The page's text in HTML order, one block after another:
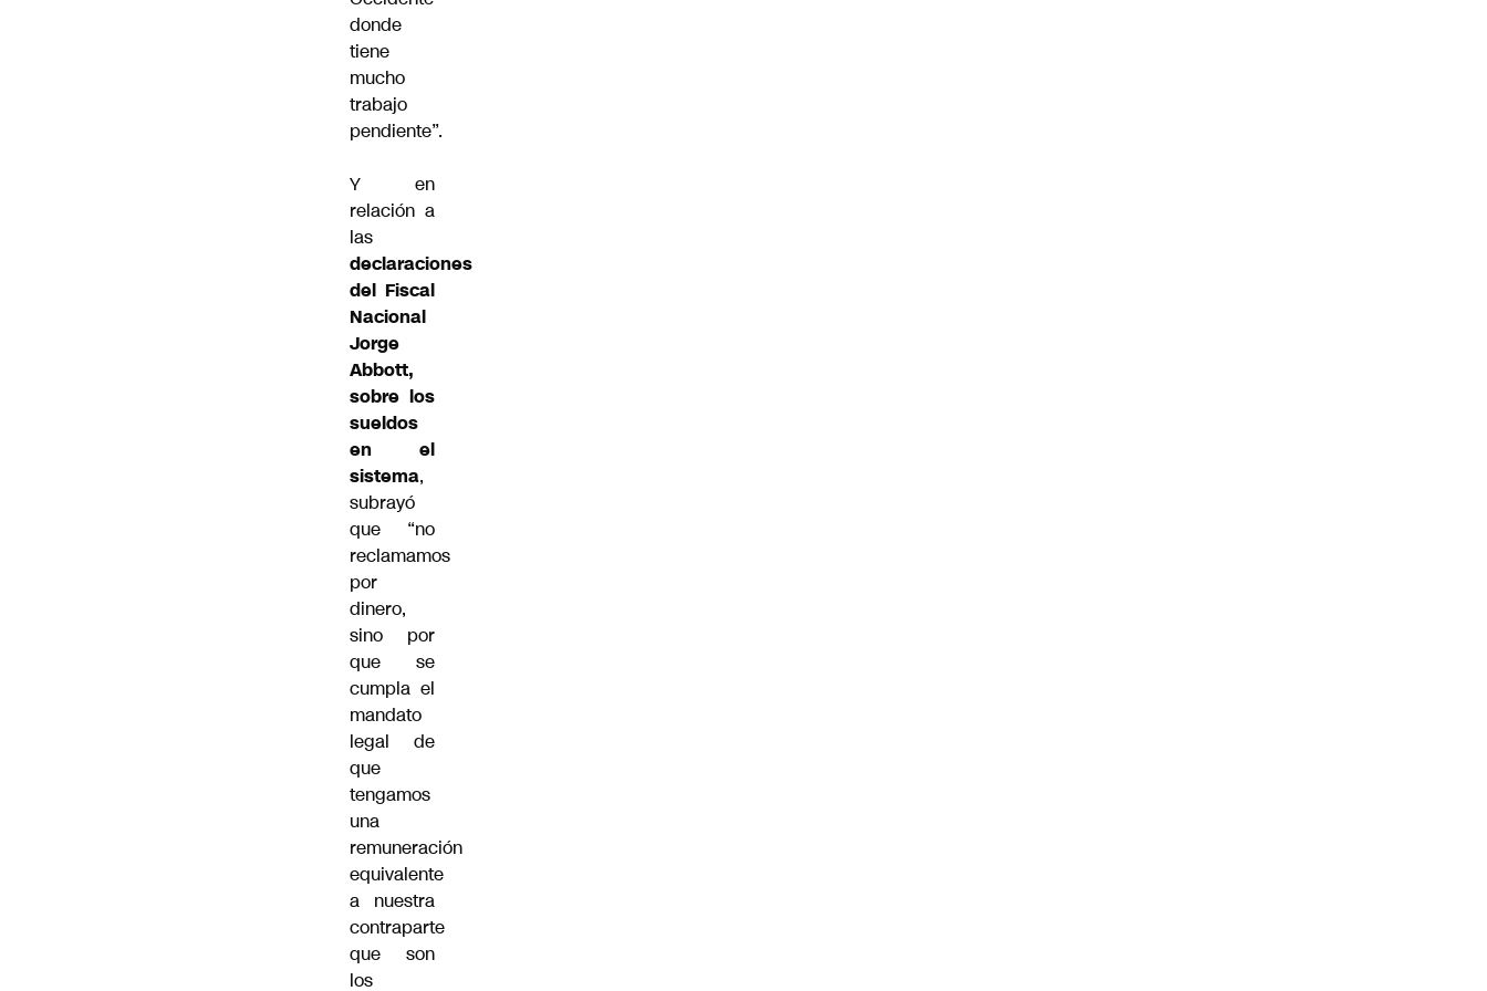
donde
tiene
mucho
trabajo
pendiente”.
Y en
relación a
las
declaraciones
del Fiscal
Nacional
Jorge
Abbott,
sobre los
sueldos
en el
sistema,
subrayó
que “no
reclamamos
por
dinero,
sino por
que se
cumpla el
mandato
legal de
que
tengamos
una
remuneración
equivalente
a nuestra
contraparte
que son
los